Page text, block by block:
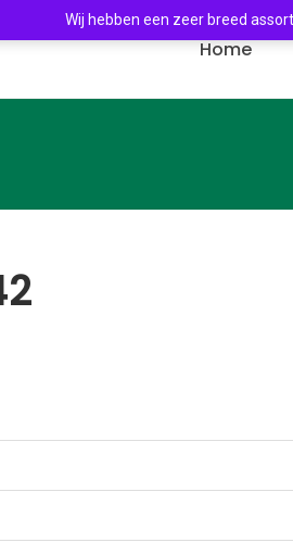
Home
Wij hebben een zeer breed